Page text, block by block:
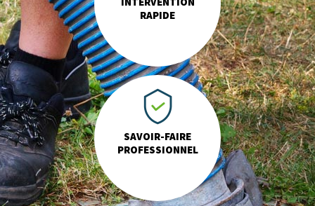
RAPIDE
SAVOIR-FAIRE
PROFESSIONNEL